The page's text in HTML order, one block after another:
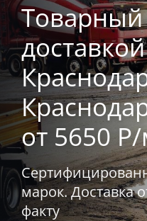
Товарный
от 5650
марок. Доставка
факту